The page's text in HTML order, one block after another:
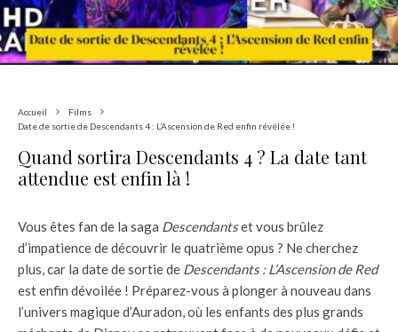
Accueil
Films
Date de sortie de Descendants 4 : L’Ascension de Red enfin révélée !
Quand sortira Descendants 4 ? La date tant
attendue est enfin là !
Vous êtes fan de la saga Descendantset vous brûlez
d’impatience de découvrir le quatrième opus ? Ne cherchez
plus, car la date de sortie de Descendants : L’Ascension de Red
est enfin dévoilée ! Préparez-vous à plonger à nouveau dans
l’univers magique d’Auradon, où les enfants des plus grands